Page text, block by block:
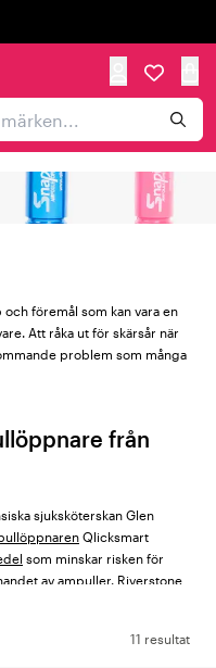
föremål som kan vara en
Att råka ut för skärsår när
problem som många
från
sjuksköterskan Glen
Qlicksmart
som minskar risken för
av ampuller. Riverstone
SnapIT. Hos oss på11 resultat